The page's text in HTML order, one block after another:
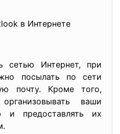
в Интернете
сетью Интернет, при
посылать по сети
почту. Кроме того,
ваши
и предоставлять их